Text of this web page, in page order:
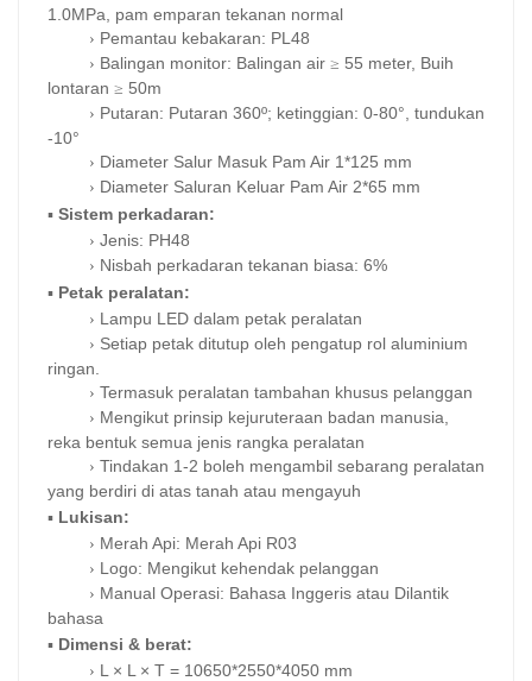
1.0MPa, pam emparan tekanan normal
› Pemantau kebakaran: PL48
› Balingan monitor: Balingan air ≥ 55 meter, Buih
lontaran ≥ 50m
› Putaran: Putaran 360º; ketinggian: 0-80°, tundukan
-10°
› Diameter Salur Masuk Pam Air 1*125 mm
› Diameter Saluran Keluar Pam Air 2*65 mm
▪ Sistem perkadaran:
› Jenis: PH48
› Nisbah perkadaran tekanan biasa: 6%
▪ Petak peralatan:
› Lampu LED dalam petak peralatan
› Setiap petak ditutup oleh pengatup rol aluminium
ringan.
› Termasuk peralatan tambahan khusus pelanggan
› Mengikut prinsip kejuruteraan badan manusia,
reka bentuk semua jenis rangka peralatan
› Tindakan 1-2 boleh mengambil sebarang peralatan
yang berdiri di atas tanah atau mengayuh
▪ Lukisan:
› Merah Api: Merah Api R03
› Logo: Mengikut kehendak pelanggan
› Manual Operasi: Bahasa Inggeris atau Dilantik
bahasa
▪ Dimensi & berat:
› L × L × T = 10650*2550*4050 mm